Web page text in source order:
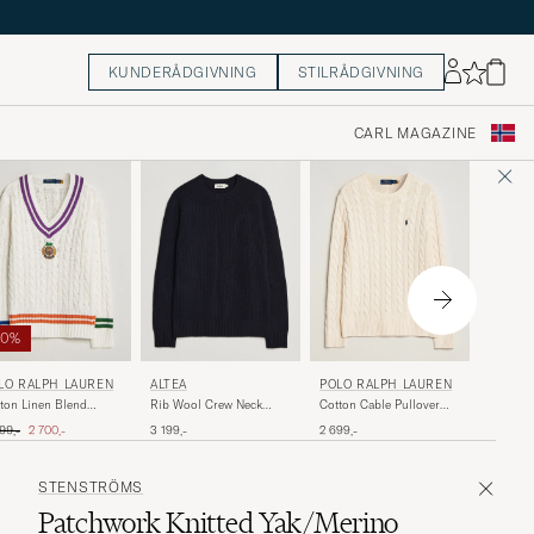
KUNDERÅDGIVNING STILRÅDGIVNING
CARL MAGAZINE
RALPH LAUREN
Linen Blend
pris
Nedsatt pris
2 700,-
ALTEA
Rib Wool Crew Neck
3 199,-
POLO RALPH LAUREN
Cotton Cable Pullover
2 699,-
STENSTRÖMS
Patchwork Knitted Yak/Merino